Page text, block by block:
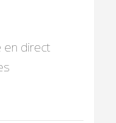
en direct